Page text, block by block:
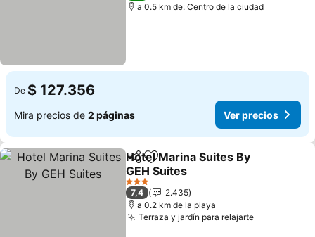
a 0.5 km de: Centro de la ciudad
De $ 127.356
Mira precios de 2 páginas Ver precios
CompartirAgregar a favoritos
Hotel Marina Suites By
GEH Suites
Ver precios
3 Estrellas
7,4
2.435
a 0.2 km de la playa
Terraza y jardín para relajarteVer precios